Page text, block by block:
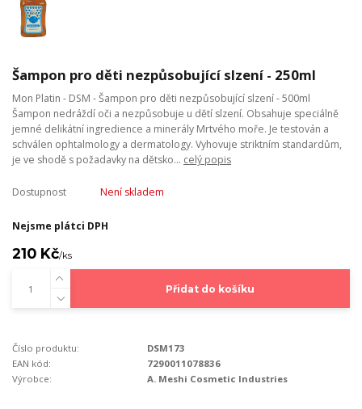
Šampon pro děti nezpůsobující slzení - 250ml
Mon Platin - DSM - Šampon pro děti nezpůsobující slzení - 500ml
Šampon nedráždí oči a nezpůsobuje u dětí slzení. Obsahuje speciálně
jemné delikátní ingredience a minerály Mrtvého moře. Je testován a
schválen ophtalmology a dermatology. Vyhovuje striktním standardům,
je ve shodě s požadavky na dětsko... celý popis
Dostupnost Není skladem
Nejsme plátci DPH
210 Kč/ks
Přidat do košíku
Číslo produktu:
DSM173
EAN kód:
7290011078836
Výrobce:
A. Meshi Cosmetic Industries